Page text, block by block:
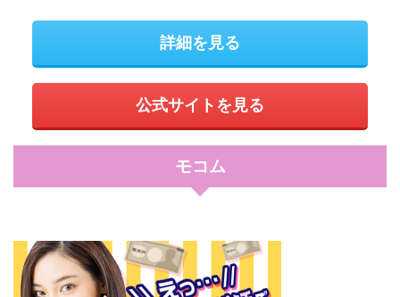
詳細を見る
公式サイトを見る
モコム